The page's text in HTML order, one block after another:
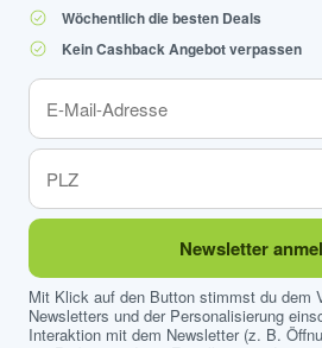
Wöchentlich die besten Deals
Kein Cashback Angebot verpassen
Newsletter
Mit Klick auf den Button stimmst du dem
Newsletters und der Personalisierung
Interaktion mit dem Newsletter (z. B.